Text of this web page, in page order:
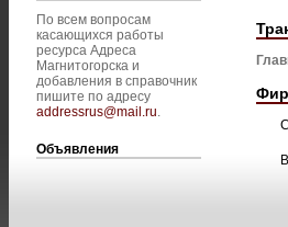
По всем вопросам
касающихся работы
ресурса Адреса
Магнитогорска и
добавления в справочник
пишите по адресу
addressrus@mail.ru.
Объявления